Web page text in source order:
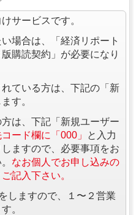
サービスです。
場合は、「経済リポート
購読契約」が必要になり
ている方は、下記の「新
す。
は、下記「新規ユーザー
ード欄に「000」
と入力
ますので、必要事項をお
なお個人でお申し込みの
記入下さい。
しますので、１〜２営業
。